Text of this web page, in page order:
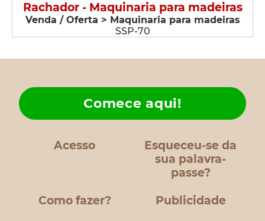
Rachador - Maquinaria para madeiras
Venda / Oferta > Maquinaria para madeiras
SSP-70
Acesso
Esqueceu-se da
sua palavra-
passe?
Como fazer?
Comece aqui!
Publicidade